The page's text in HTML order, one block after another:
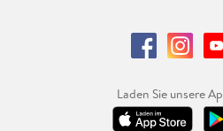
Laden Sie unsere